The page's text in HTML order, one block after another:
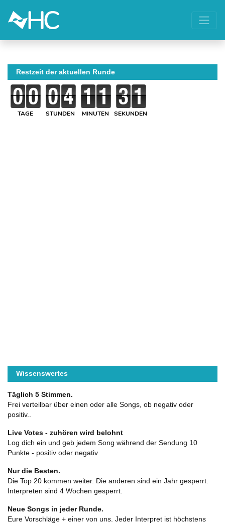
Restzeit der aktuellen Runde
TAGE STUNDEN MINUTEN SEKUNDEN
Wissenswertes
Täglich 5 Stimmen.
Frei verteilbar über einen oder alle Songs, ob negativ oder
positiv..
Live Votes - zuhören wird belohnt
Log dich ein und geb jedem Song während der Sendung 10
Punkte - positiv oder negativ
Nur die Besten.
Die Top 20 kommen weiter. Die anderen sind ein Jahr gesperrt.
Interpreten sind 4 Wochen gesperrt.
Neue Songs in jeder Runde.
Eure Vorschläge + einer von uns. Jeder Interpret ist höchstens